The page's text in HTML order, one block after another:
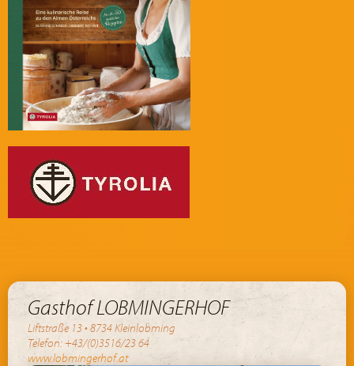
Gasthof LOBMINGERHOF
Liftstraße 13 • 8734 Kleinlobming
Telefon: +43/(0)3516/23 64
www.lobmingerhof.at